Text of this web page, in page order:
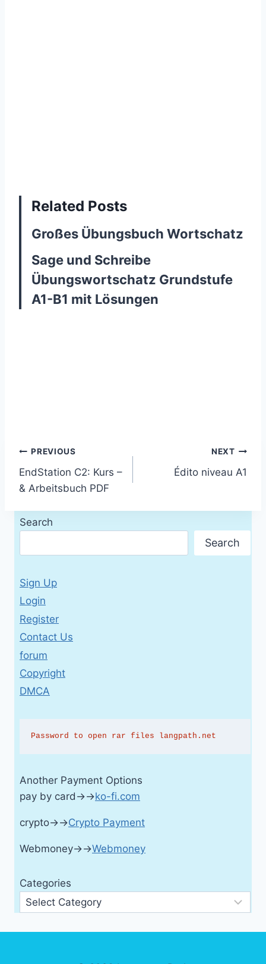
Related Posts
Großes Übungsbuch Wortschatz
Sage und Schreibe
Übungswortschatz Grundstufe
A1-B1 mit Lösungen
Post
navigation
PREVIOUS
EndStation C2: Kurs –
& Arbeitsbuch PDF
NEXT
Édito niveau A1
Search
Search
Sign Up
Login
Register
Contact Us
forum
Copyright
DMCA
Password to open rar files langpath.net
Another Payment Options
pay by card→→ko-fi.com
crypto→→Crypto Payment
Webmoney→→Webmoney
Categories